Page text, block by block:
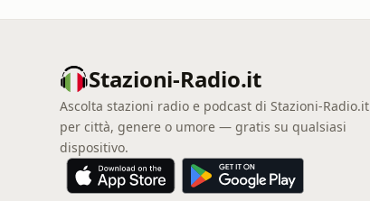
Stazioni-Radio.it
Ascolta stazioni radio e podcast di Stazioni-Radio.it
per città, genere o umore — gratis su qualsiasi
dispositivo.